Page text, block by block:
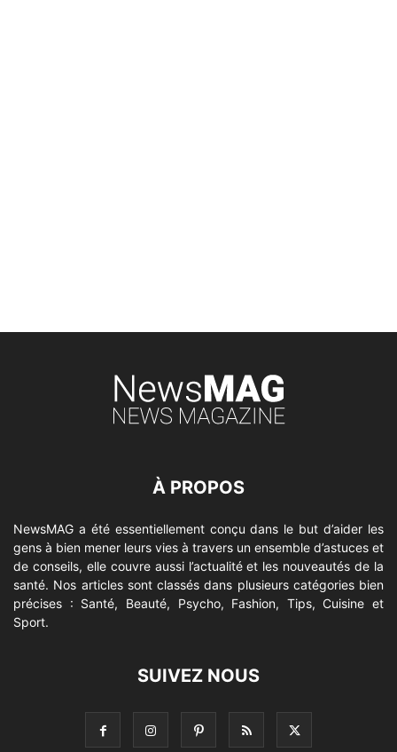
À PROPOS
NewsMAG a été essentiellement conçu dans le but d’aider les
gens à bien mener leurs vies à travers un ensemble d’astuces et
de conseils, elle couvre aussi l’actualité et les nouveautés de la
santé. Nos articles sont classés dans plusieurs catégories bien
précises : Santé, Beauté, Psycho, Fashion, Tips, Cuisine et
Sport.
SUIVEZ NOUS